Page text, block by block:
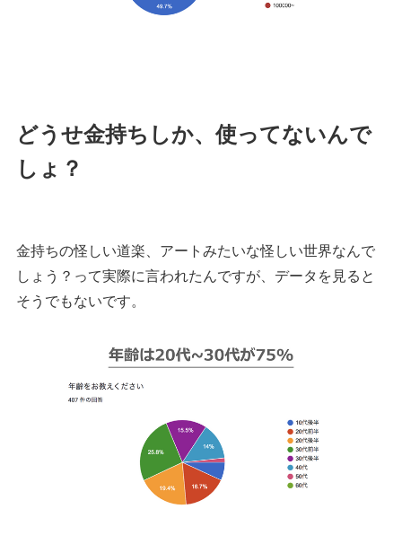
どうせ金持ちしか、使ってないんで
しょ？
金持ちの怪しい道楽、アートみたいな怪しい世界なんで
しょう？って実際に言われたんですが、データを見ると
そうでもないです。